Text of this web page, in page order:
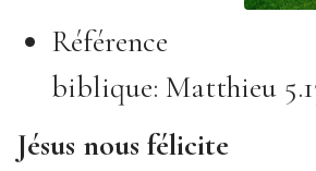
Référence
biblique: Matthieu
Jésus nous félicite